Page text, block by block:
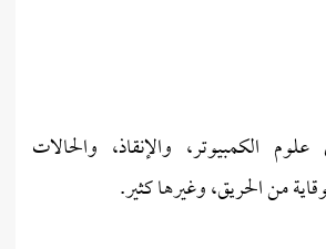
الكمبيوتر، والإنقاذ، والحالات
من الحريق، وغيرها كثير.